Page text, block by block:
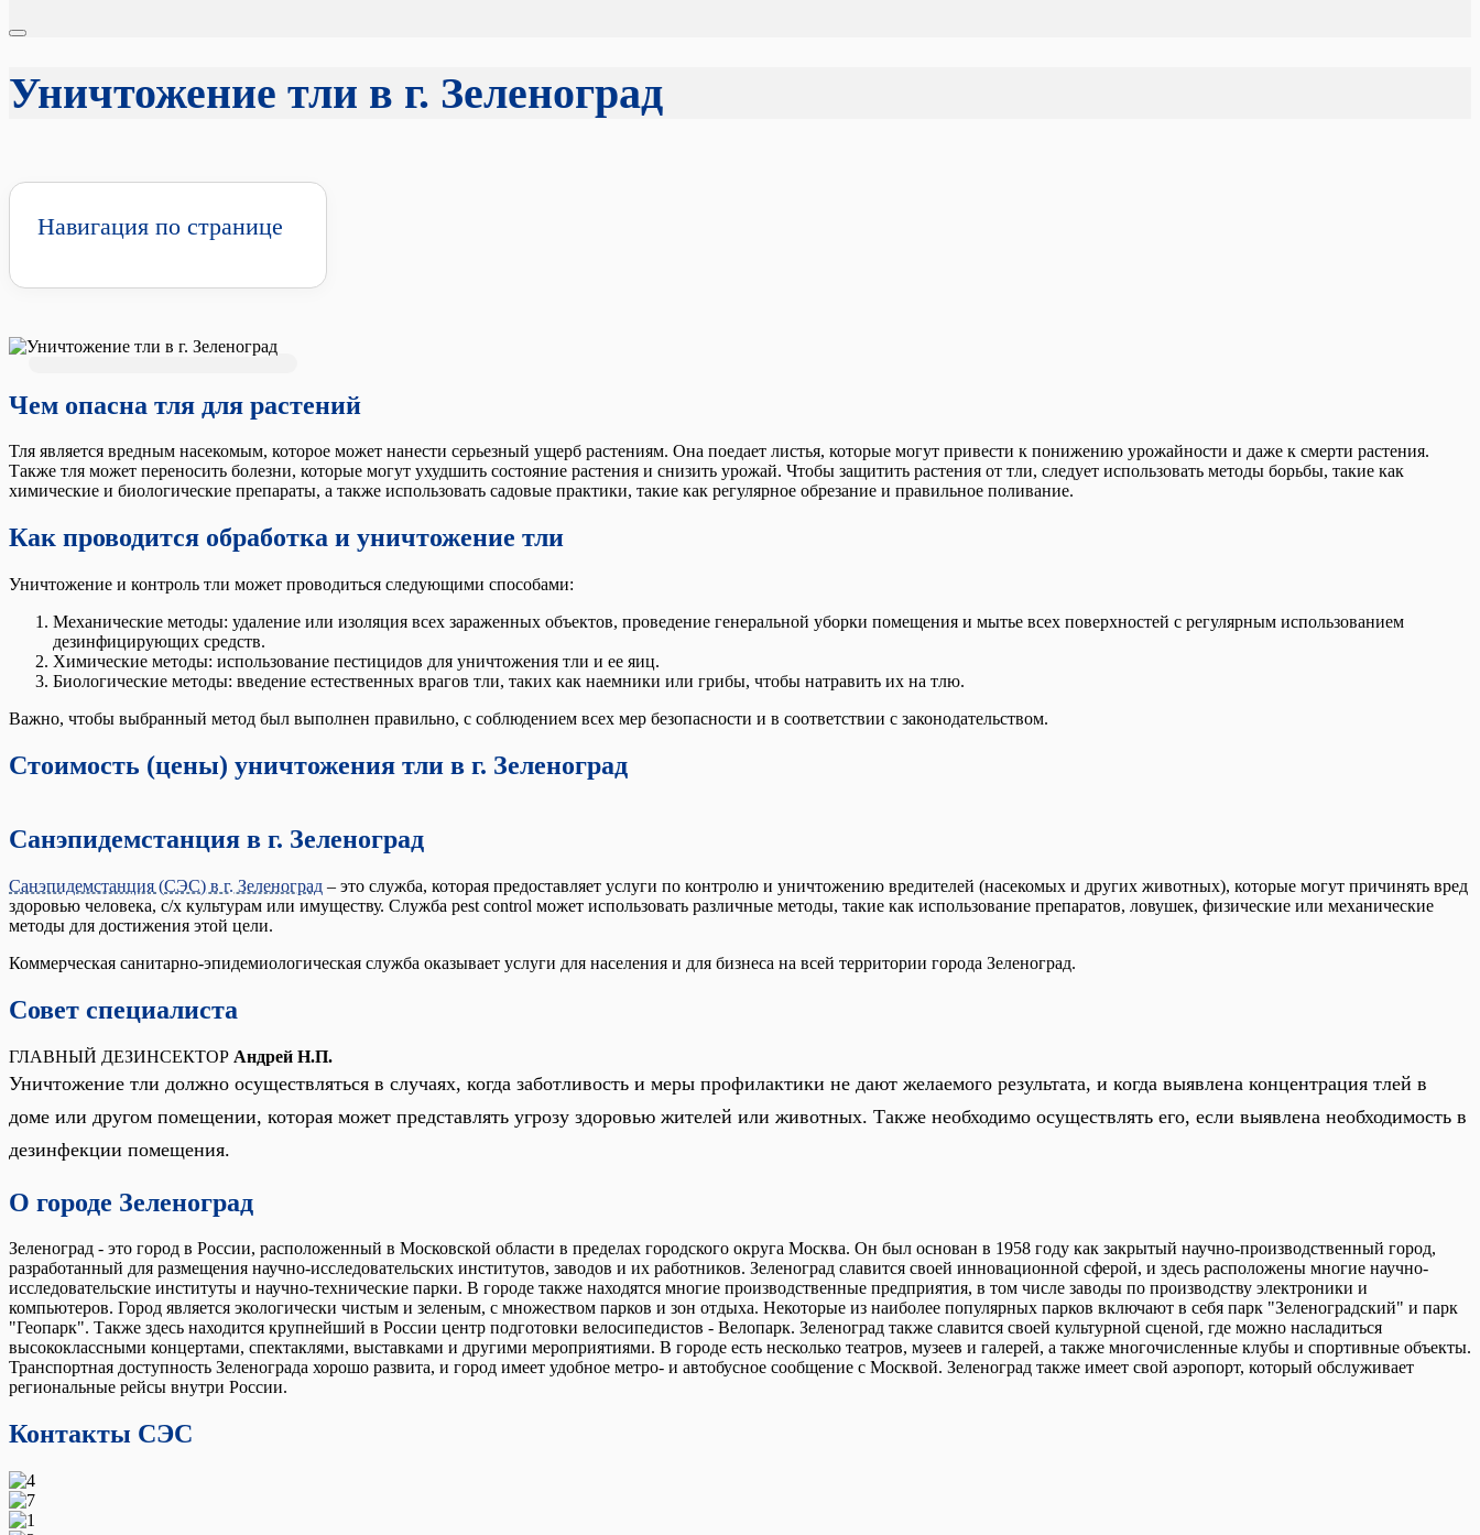
Уничтожение тли в г. Зеленоград
Навигация по странице
Чем опасна тля для растений
Тля является вредным насекомым, которое может нанести серьезный ущерб растениям. Она поедает листья, которые могут привести к понижению урожайности и даже к смерти растения.
Также тля может переносить болезни, которые могут ухудшить состояние растения и снизить урожай. Чтобы защитить растения от тли, следует использовать методы борьбы, такие как
химические и биологические препараты, а также использовать садовые практики, такие как регулярное обрезание и правильное поливание.
Как проводится обработка и уничтожение тли
Уничтожение и контроль тли может проводиться следующими способами:
Механические методы: удаление или изоляция всех зараженных объектов, проведение генеральной уборки помещения и мытье всех поверхностей с регулярным использованием
дезинфицирующих средств.
Химические методы: использование пестицидов для уничтожения тли и ее яиц.
Биологические методы: введение естественных врагов тли, таких как наемники или грибы, чтобы натравить их на тлю.
Важно, чтобы выбранный метод был выполнен правильно, с соблюдением всех мер безопасности и в соответствии с законодательством.
Стоимость (цены) уничтожения тли в г. Зеленоград
Санэпидемстанция в г. Зеленоград
Санэпидемстанция (СЭС) в г. Зеленоград – это служба, которая предоставляет услуги по контролю и уничтожению вредителей (насекомых и других животных), которые могут причинять вред
здоровью человека, с/х культурам или имуществу. Служба pest control может использовать различные методы, такие как использование препаратов, ловушек, физические или механические
методы для достижения этой цели.
Коммерческая санитарно-эпидемиологическая служба оказывает услуги для населения и для бизнеса на всей территории города Зеленоград.
Совет специалиста
ГЛАВНЫЙ ДЕЗИНСЕКТОР Андрей Н.П.
Уничтожение тли должно осуществляться в случаях, когда заботливость и меры профилактики не дают желаемого результата, и когда выявлена концентрация тлей в
доме или другом помещении, которая может представлять угрозу здоровью жителей или животных. Также необходимо осуществлять его, если выявлена необходимость в
дезинфекции помещения.
О городе Зеленоград
Зеленоград - это город в России, расположенный в Московской области в пределах городского округа Москва. Он был основан в 1958 году как закрытый научно-производственный город,
разработанный для размещения научно-исследовательских институтов, заводов и их работников. Зеленоград славится своей инновационной сферой, и здесь расположены многие научно-
исследовательские институты и научно-технические парки. В городе также находятся многие производственные предприятия, в том числе заводы по производству электроники и
компьютеров. Город является экологически чистым и зеленым, с множеством парков и зон отдыха. Некоторые из наиболее популярных парков включают в себя парк "Зеленоградский" и парк
"Геопарк". Также здесь находится крупнейший в России центр подготовки велосипедистов - Велопарк. Зеленоград также славится своей культурной сценой, где можно насладиться
высококлассными концертами, спектаклями, выставками и другими мероприятиями. В городе есть несколько театров, музеев и галерей, а также многочисленные клубы и спортивные объекты.
Транспортная доступность Зеленограда хорошо развита, и город имеет удобное метро- и автобусное сообщение с Москвой. Зеленоград также имеет свой аэропорт, который обслуживает
региональные рейсы внутри России.
Контакты СЭС